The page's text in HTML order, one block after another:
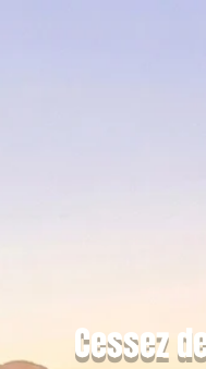
Cessez